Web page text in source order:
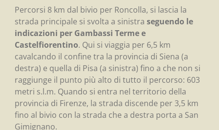
Percorsi 8 km dal bivio per Roncolla, si lascia la
strada principale si svolta a sinistra seguendo le
indicazioni per Gambassi Terme e
Castelfiorentino. Qui si viaggia per 6,5 km
cavalcando il confine tra la provincia di Siena (a
destra) e quella di Pisa (a sinistra) fino a che non si
raggiunge il punto più alto di tutto il percorso: 603
metri s.l.m. Quando si entra nel territorio della
provincia di Firenze, la strada discende per 3,5 km
fino al bivio con la strada che a destra porta a San
Gimignano.